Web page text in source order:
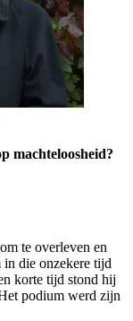
machteloosheid?
te overleven en
in die onzekere tijd
korte tijd stond hij
podium werd zijn